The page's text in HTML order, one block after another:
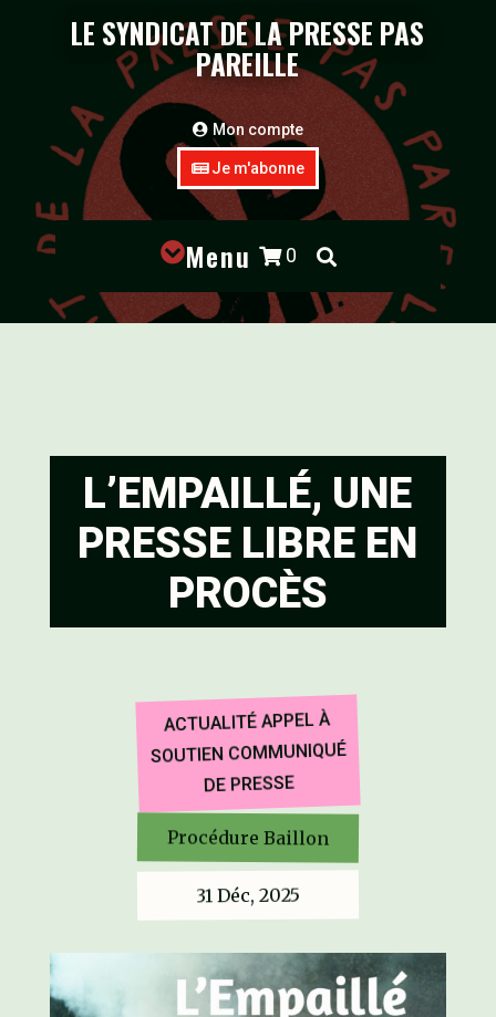
LE SYNDICAT DE LA PRESSE PAS
PAREILLE
Mon compte
Je m'abonne
Menu  0 
L’EMPAILLÉ, UNE
PRESSE LIBRE EN
PROCÈS
ACTUALITÉAPPEL À
SOUTIEN COMMUNIQUÉ
DE PRESSE
Procédure Baillon
31 Déc, 2025